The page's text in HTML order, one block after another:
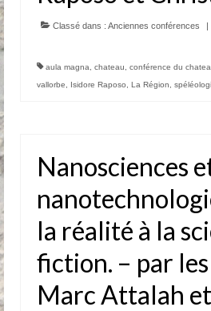
Anciennes conférences
Partenaires, Sponsors & Amis
Partenaires
Amis
Podcasts
Contact
Informations pratiques
Nous contacter
Classé dans : Anciennes conférences
aula magna, chateau, conférence du
vallorbe, Isidore Raposo, La Région,
Nanosciences
la réalité à la
fiction. – par
Marc Attalah